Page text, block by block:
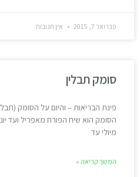
פברואר 7, 2015 אין תגובות
סומק תבלין
פינת הבריאות – והיום על הסומק
הסומק הוא שיח הפורח מאפריל ועד
מיולי עד
המשך קריאה »